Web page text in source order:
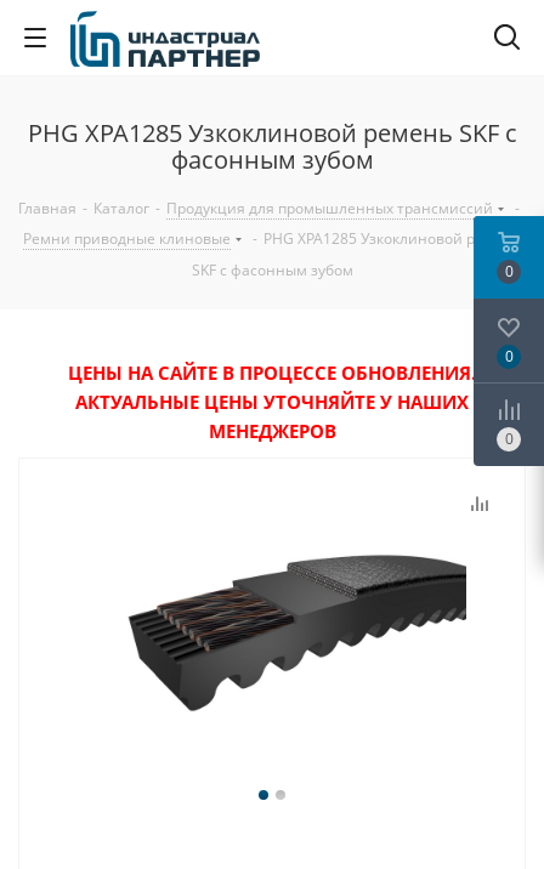
PHG XPA1285 Узкоклиновой ремень SKF с
фасонным зубом
Главная - Каталог - Продукция для промышленных трансмиссий
-
Ремни приводные клиновые
- PHG XPA1285 Узкоклиновой ремень
SKF с фасонным зубом
ЦЕНЫ НА САЙТЕ В ПРОЦЕССЕ ОБНОВЛЕНИЯ.
АКТУАЛЬНЫЕ ЦЕНЫ УТОЧНЯЙТЕ У НАШИХ
МЕНЕДЖЕРОВ
0
0
0